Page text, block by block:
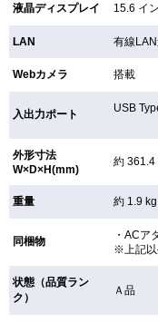
液晶ディスプレイ 15.6 イ
LAN 有線
Webカメラ 搭載
入出力ポート USB
外形寸法
W×D×H(mm)
約 361.4
重量 約 1.9 kg
同梱物
・ACア
※上記以
状態（品質ラン
ク）
Ａ品